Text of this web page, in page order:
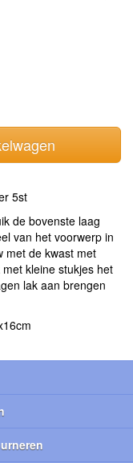
5st
de bovenste laag
van het voorwerp in
met de kwast met
kleine stukjes het
lak aan brengen